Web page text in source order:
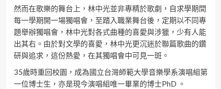
然而在歌樂的舞台上，林中光並非專精於歌劇，自求學期間
每一學期開一場獨唱會，至踏入職業舞台後，定期以不同專
題舉辦獨唱會，林中光對各式曲種的喜愛與涉獵，少有人能
出其右。由於對文學的喜愛，林中光更沉迷於聯篇歌曲的鑽
研與追求，這份熱愛，在其獨唱會中可見一斑。
35歲時重回校園，成為國立台灣師範大學音樂學系演唱組第
一位博士生，亦是現今演唱組唯一畢業的博士PhD 。